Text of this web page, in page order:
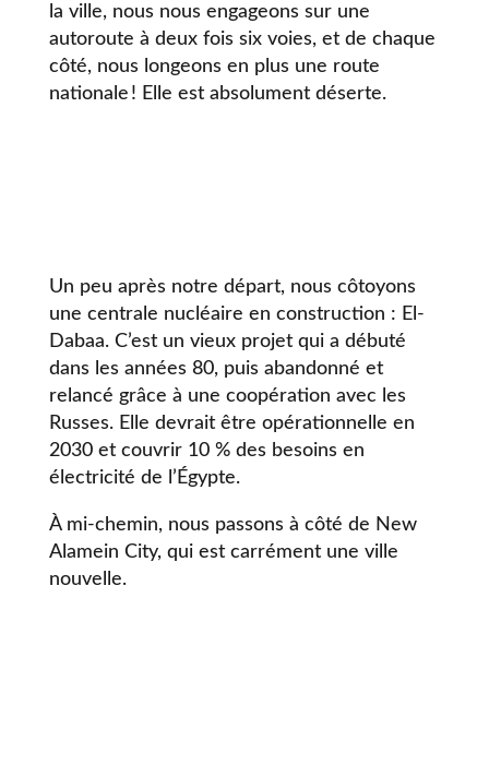
la ville, nous nous engageons sur une
autoroute à deux fois six voies, et de chaque
côté, nous longeons en plus une route
nationale ! Elle est absolument déserte.
Un peu après notre départ, nous côtoyons
une centrale nucléaire en construction : El-
Dabaa. C’est un vieux projet qui a débuté
dans les années 80, puis abandonné et
relancé grâce à une coopération avec les
Russes. Elle devrait être opérationnelle en
2030 et couvrir 10 % des besoins en
électricité de l’Égypte.
À mi-chemin, nous passons à côté de New
Alamein City, qui est carrément une ville
nouvelle.